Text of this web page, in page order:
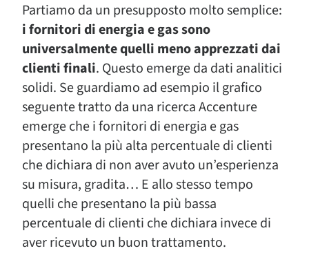
Partiamo da un presupposto molto semplice:
i fornitori di energia e gas sono
universalmente quelli meno apprezzati dai
clienti finali. Questo emerge da dati analitici
solidi. Se guardiamo ad esempio il grafico
seguente tratto da una ricerca Accenture
emerge che i fornitori di energia e gas
presentano la più alta percentuale di clienti
che dichiara di non aver avuto un’esperienza
su misura, gradita… E allo stesso tempo
quelli che presentano la più bassa
percentuale di clienti che dichiara invece di
aver ricevuto un buon trattamento.